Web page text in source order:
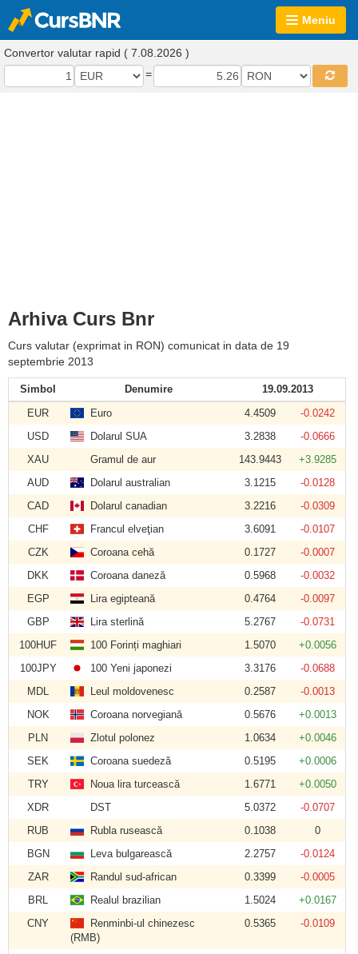
Meniu
Convertor valutar rapid ( 7.08.2026 )
=
Arhiva Curs Bnr
Curs valutar (exprimat in RON) comunicat in data de 19
septembrie 2013
Simbol Denumire
19.09.2013
EUR
Euro 4.4509
-0.0242
USD
Dolarul SUA 3.2838
-0.0666
XAU
Gramul de aur 143.9443
+3.9285
AUD
Dolarul australian 3.1215
-0.0128
CAD
Dolarul canadian 3.2216
-0.0309
CHF
Francul elveţian 3.6091
-0.0107
CZK
Coroana cehă 0.1727
-0.0007
DKK
Coroana daneză 0.5968
-0.0032
EGP
Lira egipteană 0.4764
-0.0097
GBP
Lira sterlină 5.2767
-0.0731
100HUF
100 Forinți maghiari 1.5070
+0.0056
100JPY
100 Yeni japonezi 3.3176
-0.0688
MDL
Leul moldovenesc 0.2587
-0.0013
NOK
Coroana norvegiană 0.5676
+0.0013
PLN
Zlotul polonez 1.0634
+0.0046
SEK
Coroana suedeză 0.5195
+0.0006
TRY
Noua lira turcească 1.6771
+0.0050
XDR
DST 5.0372
-0.0707
RUB
Rubla rusească 0.1038
0
BGN
Leva bulgarească 2.2757
-0.0124
ZAR
Randul sud-african 0.3399
-0.0005
BRL
Realul brazilian 1.5024
+0.0167
CNY
Renminbi-ul chinezesc
(RMB)
0.5365 -0.0109